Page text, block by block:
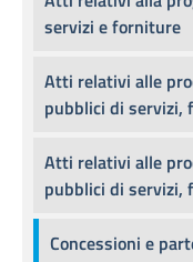
servizi e forniture
Atti relativi alle
pubblici di servizi,
Atti relativi alle
pubblici di servizi,
Concessioni e